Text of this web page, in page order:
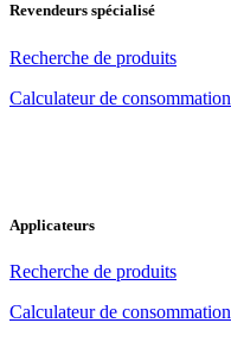
Revendeurs spécialisé
Recherche de produits
Calculateur de consommation
Applicateurs
Recherche de produits
Calculateur de consommation